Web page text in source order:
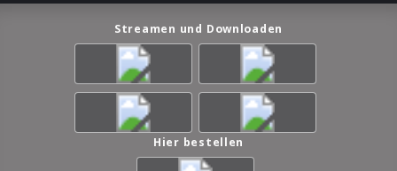
Streamen und Downloaden
Hier bestellen